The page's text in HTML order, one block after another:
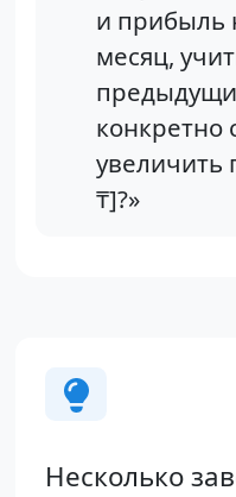
и прибыль
месяц,
конкретно
увеличить
₸]?»
Несколько